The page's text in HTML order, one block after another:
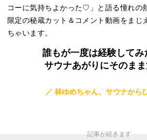
コーに気持ちよかった♡」と語る憧れの
限定の秘蔵カット＆コメント動画をまじ
ちゃいます。
誰もが一度は経験してみ
サウナあがりにそのまま
／ 林ゆめちゃん、サウナから